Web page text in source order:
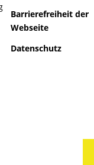
Barrierefreiheit der
Webseite
Datenschutz